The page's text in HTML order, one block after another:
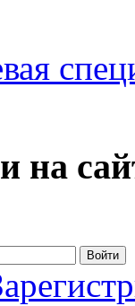
на